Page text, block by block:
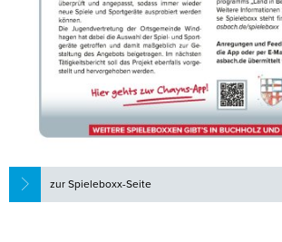
zur Spieleboxx-Seite